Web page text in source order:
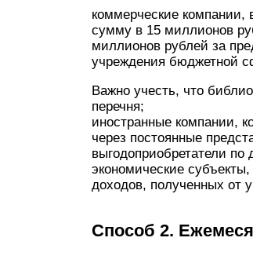
коммерческие компании,
сумму в 15 миллионов
миллионов рублей за
учреждения бюджетной
Важно учесть, что
перечня;
иностранные компании,
через постоянные
выгодоприобретатели по
экономические
доходов, полученных от
Способ 2.